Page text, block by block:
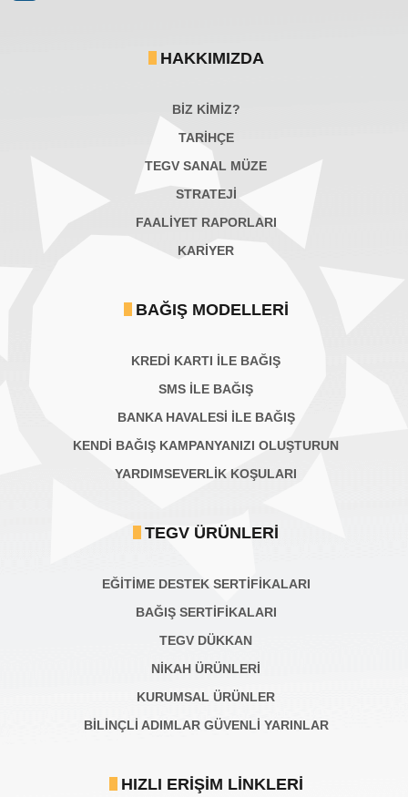
HAKKIMIZDA
BİZ KİMİZ?
TARİHÇE
TEGV SANAL MÜZE
STRATEJİ
FAALİYET RAPORLARI
KARIYER
BAĞIŞ MODELLERI
KREDİ KARTI İLE BAĞIŞ
SMS İLE BAĞIŞ
BANKA HAVALESİ İLE BAĞIŞ
KENDİ BAĞIŞ KAMPANYANIZI OLUŞTURUN
YARDIMSEVERLİK KOŞULARI
TEGV ÜRÜNLERI
EĞİTİME DESTEK SERTİFİKALARI
BAĞIŞ SERTIFIKALARI
TEGV DÜKKAN
NİKAH ÜRÜNLERİ
KURUMSAL ÜRÜNLER
BILINÇLI ADIMLAR GÜVENLI YARINLAR
HIZLI ERIŞIM LINKLERI